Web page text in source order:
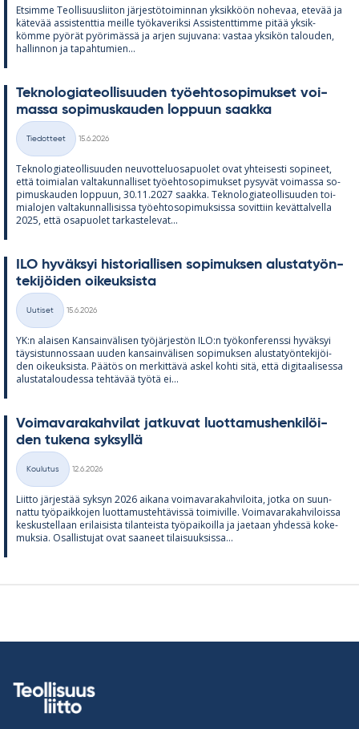
Et­simme Teol­li­suus­lii­ton jär­jes­tö­toi­min­nan yk­sik­köön no­he­vaa, ete­vää ja
kä­te­vää as­sis­tent­tia meille työ­ka­ve­riksi As­sis­tent­timme pi­tää yk­sik­
kömme pyö­rät pyö­ri­mässä ja ar­jen su­ju­vana: vas­taa yk­si­kön ta­lou­den,
hal­lin­non ja ta­pah­tu­mien...
Tek­no­lo­gia­teol­li­suu­den työ­eh­to­so­pi­muk­set voi­
massa so­pi­mus­kau­den lop­puun saakka
Kategoriat
Tiedotteet
15.6.2026
Tek­no­lo­gia­teol­li­suu­den neu­vot­te­luos­a­puo­let ovat yh­tei­sesti so­pi­neet,
että toi­mia­lan val­ta­kun­nal­li­set työ­eh­to­so­pi­muk­set py­sy­vät voi­massa so­
pi­mus­kau­den lop­puun, 30.11.2027 saakka. Tek­no­lo­gia­teol­li­suu­den toi­
mia­lo­jen val­ta­kun­nal­li­sissa työ­eh­to­so­pi­muk­sissa so­vit­tiin ke­vät­tal­vella
2025, että os­a­puo­let tar­kas­te­le­vat...
ILO hy­väk­syi his­to­rial­li­sen so­pi­muk­sen alus­ta­työn­
te­ki­jöi­den oi­keuk­sista
Kategoriat
Uutiset
15.6.2026
YK:n alai­sen Kan­sain­vä­li­sen työ­jär­jes­tön ILO:n työ­kon­fe­renssi hy­väk­syi
täy­sis­tun­nos­saan uu­den kan­sain­vä­li­sen so­pi­muk­sen alus­ta­työn­te­ki­jöi­
den oi­keuk­sista. Pää­tös on mer­kit­tävä as­kel kohti sitä, että di­gi­taa­li­sessa
alus­ta­ta­lou­dessa teh­tä­vää työtä ei...
Voi­ma­va­ra­kah­vi­lat jat­ku­vat luot­ta­mus­hen­ki­löi­
den tu­kena syk­syllä
Kategoriat
Koulutus
12.6.2026
Liitto jär­jes­tää syk­syn 2026 ai­kana voi­ma­va­ra­kah­vi­loita, jotka on suun­
nattu työ­paik­ko­jen luot­ta­mus­teh­tä­vissä toi­mi­ville. Voi­ma­va­ra­kah­vi­loissa
kes­kus­tel­laan eri­lai­sista ti­lan­teista työ­pai­koilla ja jae­taan yh­dessä ko­ke­
muk­sia. Osal­lis­tu­jat ovat saa­neet ti­lai­suuk­sissa...